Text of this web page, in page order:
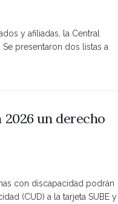
y afiliadas, la Central
presentaron dos listas a
un derecho
con discapacidad podrán
(CUD) a la tarjeta SUBE y